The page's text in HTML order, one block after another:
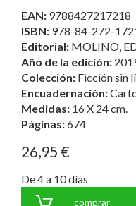
EAN: 9788427217218
ISBN: 978-84-272-
Editorial: MOLINO,
Año de la edición:
Colección: Ficción sin
Encuadernación:
Medidas: 16 X 24 cm.
Páginas:674
26,95 €
De 4 a 10 días
comprar